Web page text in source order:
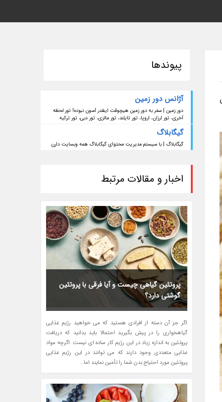
پیوندها
آژانس دور زمین
دور زمین | سفر به دور زمین هیچوقت اینقدر آسون نبوده! تور لحظه
آخری، تور ارزان، اروپا، تور تایلند، تور مالزی، تور دبی، تور ترکیه
گیگابلاگ
گیگابلاگ | با سیستم مدیریت محتوای گیگابلاگ همه وبسایت دارن
اخبار و مقالات مرتبط
پروتئین گیاهی چیست و آیا فرقی با پروتئین
گوشتی دارد؟
اگر جز آن دسته از افرادی هستید که می خواهید رژیم غذایی
گیاهخواری را در پیش بگیرید احتمالا باید بدانید که دریافت
پروتئین به اندازه زیاد در این رژیم کار ساده ای نیست. اگرچه مواد
غذایی متعددی وجود دارند که می توانند در این رژیم غذایی
پروتئین مورد احتیاج بدن شما را تأمین نمایند اما...